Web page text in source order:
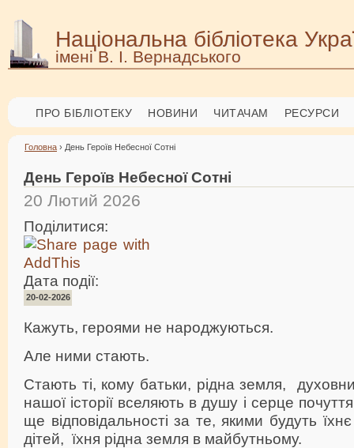
Національна бібліотека
імені В. І. Вернадського
ПРО БІБЛІОТЕКУ НОВИНИ ЧИТАЧАМ РЕСУРСИ
Головна › День Героїв Небесної Сотні
День Героїв Небесної Сотні
20 Лютий 2026
Поділитися:
Дата події:
20-02-2026
Кажуть, героями не народжуються.
Але ними стають.
Стають ті, кому батьки, рідна земля,
нашої історії вселяють в душу і серце
ще відповідальності за те, якими будуть
дітей, їхня рідна земля в майбутньому.